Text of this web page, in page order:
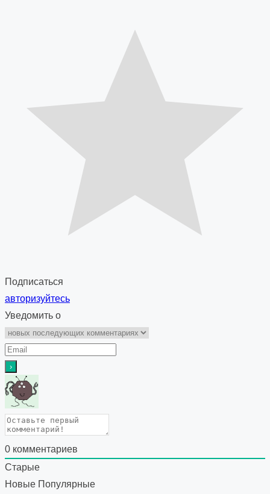
Подписаться
авторизуйтесь
Уведомить о
0 комментариев
Старые
Новые Популярные